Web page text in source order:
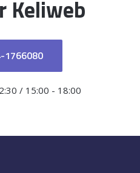
Keliweb
1766080
/ 15:00 - 18:00